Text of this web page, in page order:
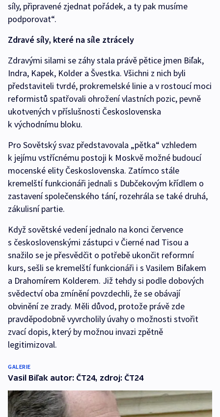
síly, připravené zjednat pořádek, a ty pak musíme
podporovat“.
Zdravé síly, které na síle ztrácely
Zdravými silami se záhy stala právě pětice jmen Biľak,
Indra, Kapek, Kolder a Švestka. Všichni z nich byli
představiteli tvrdé, prokremelské linie a v rostoucí moci
reformistů spatřovali ohrožení vlastních pozic, pevně
ukotvených v příslušnosti Československa
k východnímu bloku.
Pro Sovětský svaz představovala „pětka“ vzhledem
k jejímu vstřícnému postoji k Moskvě možné budoucí
mocenské elity Československa. Zatímco stále
kremelští funkcionáři jednali s Dubčekovým křídlem o
zastavení společenského tání, rozehrála se také druhá,
zákulisní partie.
Když sovětské vedení jednalo na konci července
s československými zástupci v Čierné nad Tisou a
snažilo se je přesvědčit o potřebě ukončit reformní
kurs, sešli se kremelští funkcionáři i s Vasilem Biľakem
a Drahomírem Kolderem. Již tehdy si podle dobových
svědectví oba zmínění povzdechli, že se obávají
obvinění ze zrady. Měli důvod, protože právě zde
pravděpodobně vyvrcholily úvahy o možnosti stvořit
zvací dopis, který by možnou invazi zpětně
legitimizoval.
GALERIE
Vasil Biľak autor: ČT24, zdroj: ČT24